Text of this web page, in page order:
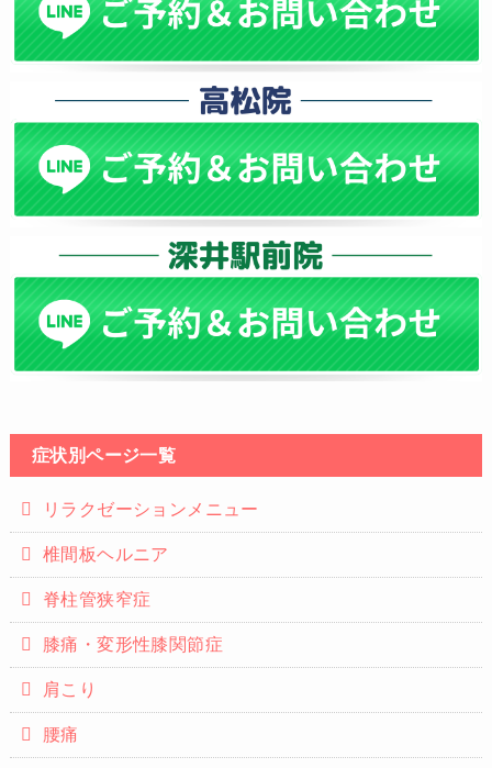
症状別ページ一覧
リラクゼーションメニュー
椎間板ヘルニア
脊柱管狭窄症
膝痛・変形性膝関節症
肩こり
腰痛